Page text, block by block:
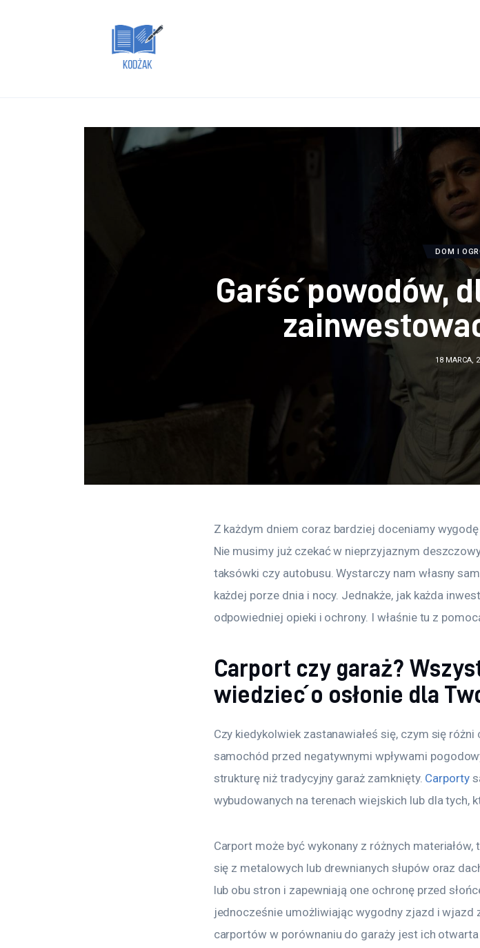
DOM I
Garść powodów,
18 MARCA,
Z każdym dniem coraz bardziej doceniamy
Nie musimy już czekać w nieprzyjaznym
taksówki czy autobusu. Wystarczy nam własny
każdej porze dnia i nocy. Jednakże, jak każda
odpowiedniej opieki i ochrony. I właśnie tu z
Carport czy garaż?
wiedzieć o osłonie dla
Czy kiedykolwiek zastanawiałeś się, czym się
samochód przed negatywnymi wpływami
strukturę niż tradycyjny garaż zamknięty. Carporty
wybudowanych na terenach wiejskich lub dla tych,
Carport może być wykonany z różnych
się z metalowych lub drewnianych słupów oraz
lub obu stron i zapewniają one ochronę przed
jednocześnie umożliwiając wygodny zjazd i wjazd
carportów w porównaniu do garaży jest ich